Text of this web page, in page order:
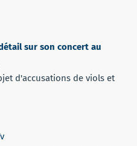
sur son concert au
d'accusations de viols et